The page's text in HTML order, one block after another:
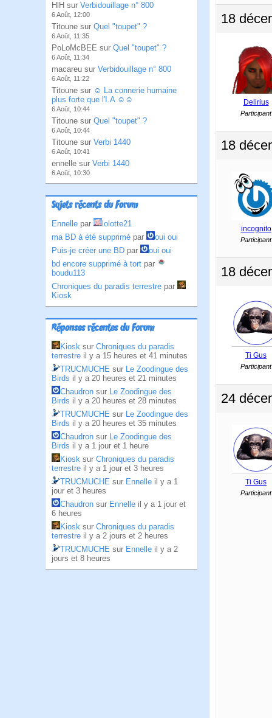
HlH sur Verbidouillage n° 800
6 Août, 12:00
Titoune sur Quel "toupet" ?
6 Août, 11:35
PoLoMcBEE sur Quel "toupet" ?
6 Août, 11:34
macareu sur Verbidouillage n° 800
6 Août, 11:22
Titoune sur ☺ La connerie humaine
plus forte que l'I.A ☺☺
6 Août, 10:44
Titoune sur Quel "toupet" ?
6 Août, 10:44
Titoune sur Verbi 1440
6 Août, 10:41
ennelle sur Verbi 1440
6 Août, 10:30
Sujets récents du Forum
Ennelle par
lolotte21
ma BD à été supprimé par
oui oui
Puis-je créer une BD par
oui oui
bd encore supprimé à tort par
boudu113
Chroniques du paradis terrestre par
Kiosk
Réponses récentes du Forum
Kiosk sur Chroniques du paradis
terrestre il y a 15 heures et 41 minutes
TRUCMUCHE sur Le Zoodingue des
Birds il y a 20 heures et 21 minutes
Chaudron sur Le Zoodingue des
Birds il y a 20 heures et 28 minutes
TRUCMUCHE sur Le Zoodingue des
Birds il y a 20 heures et 35 minutes
Chaudron sur Le Zoodingue des
Birds il y a 1 jour et 1 heure
Kiosk sur Chroniques du paradis
terrestre il y a 1 jour et 3 heures
TRUCMUCHE sur Ennelle il y a 1
jour et 3 heures
Chaudron sur Ennelle il y a 1 jour et
6 heures
Kiosk sur Chroniques du paradis
terrestre il y a 2 jours et 2 heures
TRUCMUCHE sur Ennelle il y a 2
jours et 8 heures
18
Delirius
Participant
18
incognito
Participant
18
Ti Gus
Participant
24
Ti Gus
Participant